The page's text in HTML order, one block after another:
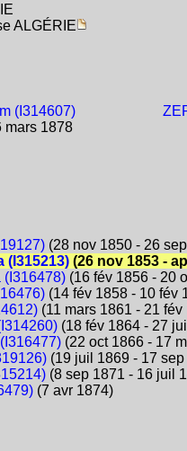
ALGÉRIE
(I314607)
mars 1878
(28 nov 1850 - 26
(I315213) (26 nov 1853 -
(I316478) (16 fév 1856 - 20
(14 fév 1858 - 10 fév
(11 mars 1861 - 21 fév
(18 fév 1864 - 27
(22 oct 1866 - 17
(19 juil 1869 - 17
(8 sep 1871 - 16 juil
(7 avr 1874)